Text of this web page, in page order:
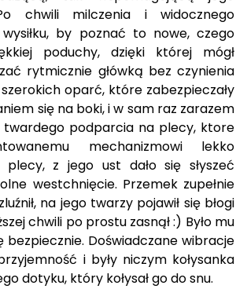
chwili milczenia i widocznego
by poznać to nowe, czego
poduchy, dzięki której mógł
rytmicznie główką bez czynienia
oparć, które zabezpieczały
się na boki, i w sam raz zarazem
twardego podparcia na plecy, ktore
mechanizmowi lekko
plecy, z jego ust dało się słyszeć
westchnięcie. Przemek zupełnie
na jego twarzy pojawił się błogi
chwili po prostu zasnął :) Było mu
bezpiecznie. Doświadczane wibracje
i były niczym kołysanka
dotyku, który kołysał go do snu.